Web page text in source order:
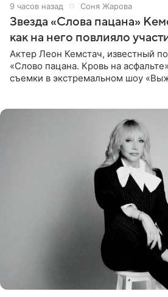
9 часов назад Соня Жарова
Звезда «Слова пацана»
как на него повлияло
Актер Леон Кемстач, известный
«Слово пацана. Кровь на
съемки в экстремальном шоу